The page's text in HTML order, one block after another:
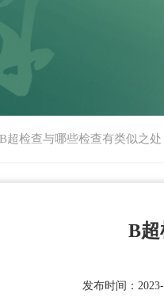
B超检查与哪些检查有类似之处
B超
发布时间：